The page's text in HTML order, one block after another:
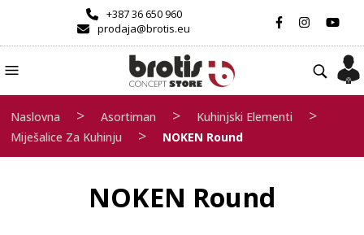
+387 36 650 960
prodaja@brotis.eu
Naslovna > Asortiman > Kuhinjski Elementi >
Miješalice Za Kuhinju > NOKEN Round
NOKEN Round